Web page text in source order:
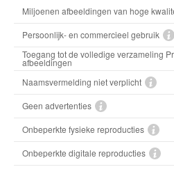
Miljoenen afbeeldingen van hoge
Persoonlijk- en commercieel gebruik
Toegang tot de volledige verzameling
afbeeldingen
Naamsvermelding niet verplicht
Geen advertenties
Onbeperkte fysieke reproducties
Onbeperkte digitale reproducties